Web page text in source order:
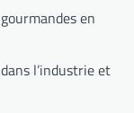
en
l’industrie et